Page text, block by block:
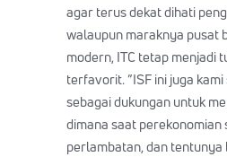
agar terus dekat dihati
walaupun maraknya pusat
modern, ITC tetap menjadi
terfavorit. ”ISF ini juga
sebagai dukungan untuk
dimana saat perekonomian
perlambatan, dan tentunya